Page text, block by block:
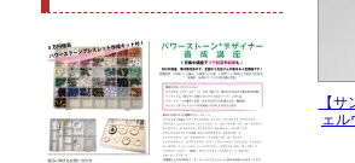
【
ェ